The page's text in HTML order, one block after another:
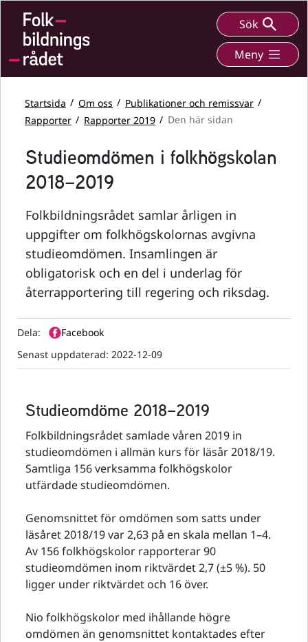
Sök
Meny
Startsida Om oss
Publikationer och remissvar
Rapporter
Rapporter 2019 Den här sidan
Studieomdömen i folkhögskolan
2018–2019
Folkbildningsrådet samlar årligen in
uppgifter om folkhögskolornas avgivna
studieomdömen. Insamlingen är
obligatorisk och en del i underlag för
återrapportering till regering och riksdag.
Dela:
Facebook
Senast uppdaterad: 2022-12-09
Studieomdöme 2018–2019
Folkbildningsrådet samlade våren 2019 in
studieomdömen i allmän kurs för läsår 2018/19.
Samtliga 156 verksamma folkhögskolor
utfärdade studieomdömen.
Genomsnittet för omdömen som satts under
läsåret 2018/19 var 2,63 på en skala mellan 1–4.
Av 156 folkhögskolor rapporterar 90
studieomdömen inom riktvärdet 2,7 (±5 %). 50
ligger under riktvärdet och 16 över.
Nio folkhögskolor med ihållande högre
omdömen än genomsnittet kontaktades efter